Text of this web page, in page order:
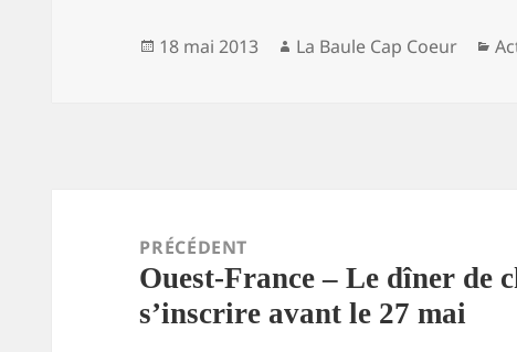
Publié
18 mai 2013 Auteur
La Baule Cap Coeur
PRÉCÉDENT
Article
précédent :
Ouest-France – Le dîner de
s’inscrire avant le 27 mai